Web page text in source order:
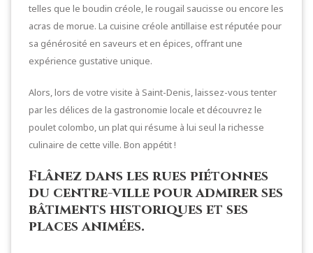
telles que le boudin créole, le rougail saucisse ou encore les
acras de morue. La cuisine créole antillaise est réputée pour
sa générosité en saveurs et en épices, offrant une
expérience gustative unique.
Alors, lors de votre visite à Saint-Denis, laissez-vous tenter
par les délices de la gastronomie locale et découvrez le
poulet colombo, un plat qui résume à lui seul la richesse
culinaire de cette ville. Bon appétit !
Flânez dans les rues piétonnes
du centre-ville pour admirer ses
bâtiments historiques et ses
places animées.